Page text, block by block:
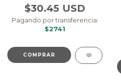
$30.45 USD
Pagando por transferencia:
$2741
COMPRAR